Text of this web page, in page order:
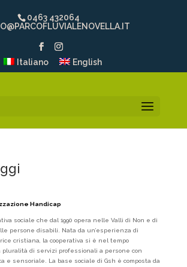
0463 432064
Italiano English
Handicap
sociale che dal 1990 opera nelle Valli di Non e di
persone disabili. Nata da un’esperienza di
cristiana, la cooperativa si è nel tempo
di servizi professionali a persone con
e sensoriale. La base sociale di Gsh è composta da